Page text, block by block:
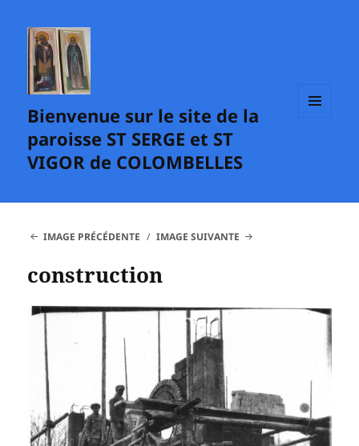
Bienvenue sur le site de la
paroisse ST SERGE et ST
VIGOR de COLOMBELLES
IMAGE PRÉCÉDENTE IMAGE SUIVANTE
construction